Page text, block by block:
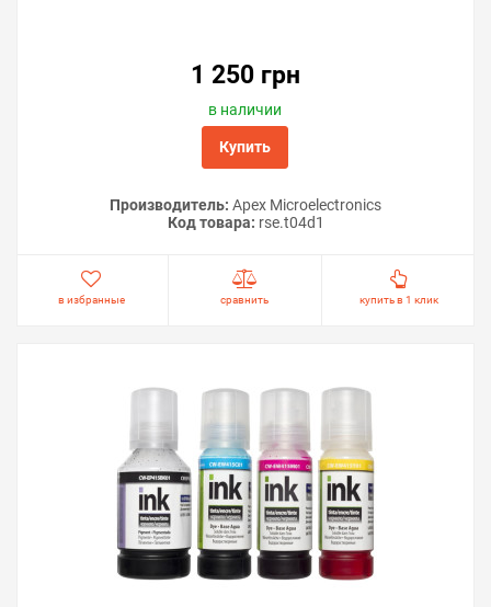
1 250 грн
в наличии
Купить
Производитель: Apex Microelectronics
Код товара: rse.t04d1
в избранные сравнить купить в 1 клик